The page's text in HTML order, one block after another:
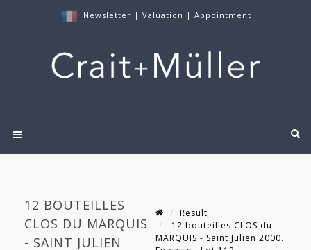
Newsletter | Valuation | Appointment
12 BOUTEILLES
CLOS DU MARQUIS
- SAINT JULIEN
Result
12 bouteilles CLOS du
MARQUIS - Saint Julien 2000.